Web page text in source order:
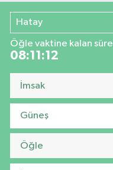
Hatay
Öğle vaktine kalan süre
08:11:12
İmsak
Güneş
Öğle